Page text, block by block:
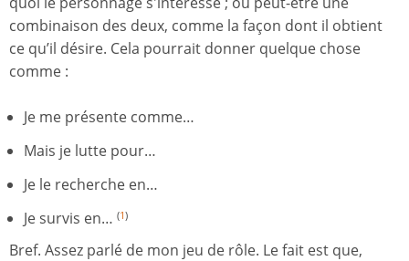
combinaison des deux, comme la façon dont il obtient
ce qu’il désire. Cela pourrait donner quelque chose
comme :
Je me présente comme…
Mais je lutte pour…
Je le recherche en…
Je survis en… (1)
Bref. Assez parlé de mon jeu de rôle. Le fait est que,